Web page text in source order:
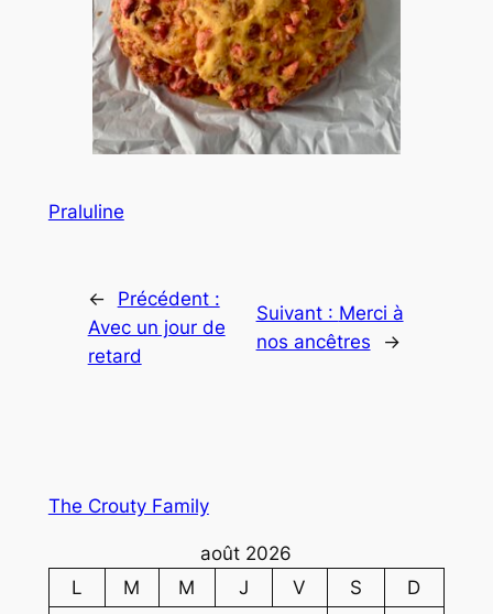
Praluline
←
Précédent :
Avec un jour de
retard
Suivant : Merci à
nos ancêtres
→
The Crouty Family
août 2026
L
M M J V S
D